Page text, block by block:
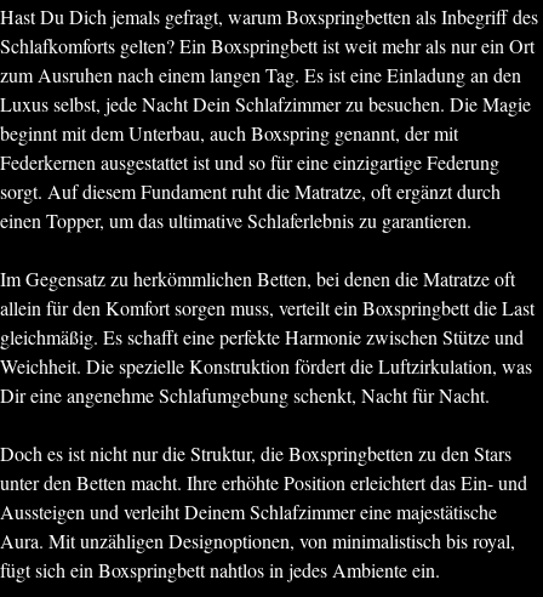
Hast Du Dich jemals gefragt, warum Boxspringbetten als Inbegriff des
Schlafkomforts gelten? Ein Boxspringbett ist weit mehr als nur ein Ort
zum Ausruhen nach einem langen Tag. Es ist eine Einladung an den
Luxus selbst, jede Nacht Dein Schlafzimmer zu besuchen. Die Magie
beginnt mit dem Unterbau, auch Boxspring genannt, der mit
Federkernen ausgestattet ist und so für eine einzigartige Federung
sorgt. Auf diesem Fundament ruht die Matratze, oft ergänzt durch
einen Topper, um das ultimative Schlaferlebnis zu garantieren.
Im Gegensatz zu herkömmlichen Betten, bei denen die Matratze oft
allein für den Komfort sorgen muss, verteilt ein Boxspringbett die Last
gleichmäßig. Es schafft eine perfekte Harmonie zwischen Stütze und
Weichheit. Die spezielle Konstruktion fördert die Luftzirkulation, was
Dir eine angenehme Schlafumgebung schenkt, Nacht für Nacht.
Doch es ist nicht nur die Struktur, die Boxspringbetten zu den Stars
unter den Betten macht. Ihre erhöhte Position erleichtert das Ein- und
Aussteigen und verleiht Deinem Schlafzimmer eine majestätische
Aura. Mit unzähligen Designoptionen, von minimalistisch bis royal,
fügt sich ein Boxspringbett nahtlos in jedes Ambiente ein.